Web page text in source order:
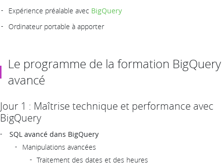
Expérience préalable avec BigQuery
Ordinateur portable à apporter
Le programme de la formation BigQuery
avancé
Jour 1 : Maîtrise technique et performance avec
BigQuery
SQL avancé dans BigQuery
Manipulations avancées
Traitement des dates et des heures